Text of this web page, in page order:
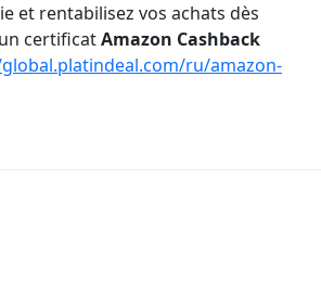
et rentabilisez vos achats dès
certificatAmazon Cashback
ru/amazon-